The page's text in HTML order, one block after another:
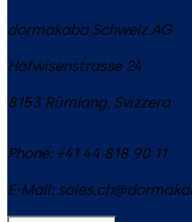
dormakaba Schweiz AG
Hofwisenstrasse 24
8153 Rümlang, Svizzera
Phone: +41 44 818 90 11
E-Mail: